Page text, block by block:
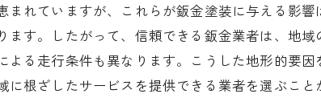
塗装の耐久性についてのよくある
保証期間に関するFAQ
支払い方法や条件についての質問
れていますが、これらが鈑金塗装に与える影
す。したがって、信頼できる鈑金業者は、地
る走行条件も異なります。こうした地形的要
根ざしたサービスを提供できる業者を選ぶこと